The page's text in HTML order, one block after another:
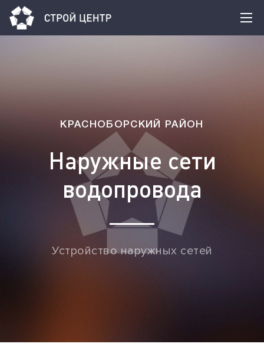
КРАСНОБОРСКИЙ РАЙОН
Наружные сети
водопровода
Устройство наружных сетей